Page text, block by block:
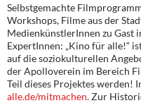
Selbstgemachte
Workshops, Filme aus der
MedienkünstlerInnen zu Gast
ExpertInnen: „Kino für alle!“
auf die soziokulturellen
der Apolloverein im Bereich
Teil dieses Projektes werden!
alle.de/mitmachen. Zur